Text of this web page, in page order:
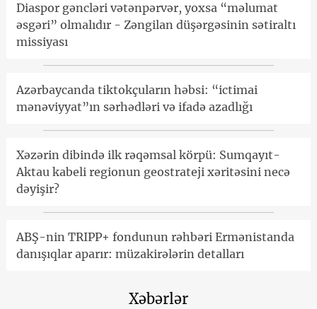
Diaspor gəncləri vətənpərvər, yoxsa “məlumat
əsgəri” olmalıdır - Zəngilan düşərgəsinin sətiraltı
missiyası
Azərbaycanda tiktokçuların həbsi: “ictimai
mənəviyyat”ın sərhədləri və ifadə azadlığı
Xəzərin dibində ilk rəqəmsal körpü: Sumqayıt-
Aktau kabeli regionun geostrateji xəritəsini necə
dəyişir?
ABŞ-nin TRIPP+ fondunun rəhbəri Ermənistanda
danışıqlar aparır: müzakirələrin detalları
Xəbərlər